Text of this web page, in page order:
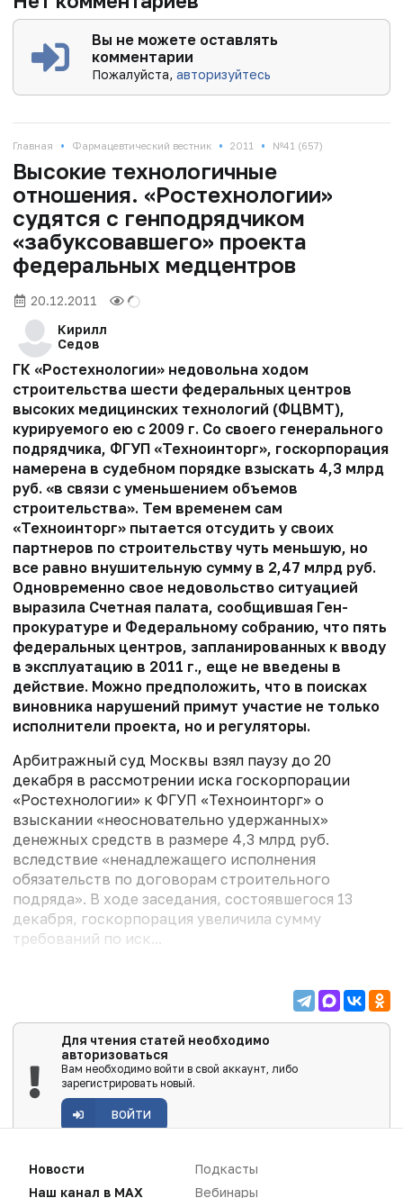
Вы не можете оставлять
комментарии
Пожалуйста,авторизуйтесь
Главная • Фармацевтический вестник • 2011 • №41 (657)
Высокие технологичные
отношения. «Ростехнологии»
судятся с генподрядчиком
«забуксовавшего» проекта
федеральных медцентров
20.12.2011
Кирилл
Седов
ГК «Ростехнологии» недовольна ходом
строительства шести федеральных центров
высоких медицинских технологий (ФЦВМТ),
курируемого ею с 2009 г. Со своего генерального
подрядчика, ФГУП «Техноинторг», госкорпорация
намерена в судебном порядке взыскать 4,3 млрд
руб. «в связи с уменьшением объемов
строительства». Тем временем сам
«Техноинторг» пытается отсудить у своих
партнеров по строительству чуть меньшую, но
все равно внушительную сумму в 2,47 млрд руб.
Одновременно свое недовольство ситуацией
выразила Счетная палата, сообщившая Ген­
прокуратуре и Федеральному собранию, что пять
федеральных центров, запланированных к вводу
в эксплуатацию в 2011 г., еще не введены в
действие. Можно предположить, что в поисках
виновника нарушений примут участие не только
исполнители проекта, но и регуляторы.
Арбитражный суд Москвы взял паузу до 20
декабря в рассмотрении иска госкорпорации
«Ростехнологии» к ФГУП «Техноинторг» о
взыскании «неосновательно удержанных»
денежных средств в размере 4,3 млрд руб.
вследствие «ненад­лежащего исполнения
обязательств по договорам строительного
подряда». В ходе заседания, состоявшегося 13
декабря, госкорпорация увеличила сумму
требований по иск...
Для чтения статей необходимо
авторизоваться
Вам необходимо войти в свой аккаунт, либо
зарегистрировать новый.
ВОЙТИ
Новости
Наш канал в MAX
Подкасты
Вебинары